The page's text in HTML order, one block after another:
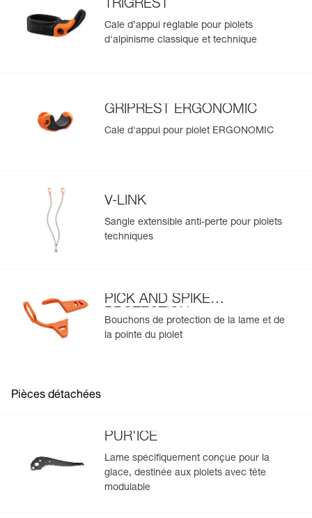
TRIGREST
Cale d’appui réglable pour piolets
d'alpinisme classique et technique
GRIPREST ERGONOMIC
Cale d'appui pour piolet ERGONOMIC
V-LINK
Sangle extensible anti-perte pour piolets
techniques
PICK AND SPIKE
PROTECTION
Bouchons de protection de la lame et de
la pointe du piolet
Pièces détachées
PUR'ICE
Lame spécifiquement conçue pour la
glace, destinée aux piolets avec tête
modulable